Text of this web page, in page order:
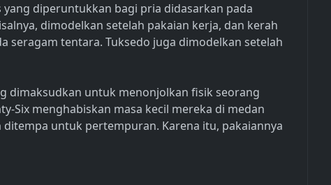
diperuntukkan bagi pria didasarkan pada
dimodelkan setelah pakaian kerja, dan kerah
seragam tentara. Tuksedo juga dimodelkan setelah
dimaksudkan untuk menonjolkan fisik seorang
Six menghabiskan masa kecil mereka di medan
untuk pertempuran. Karena itu, pakaiannya